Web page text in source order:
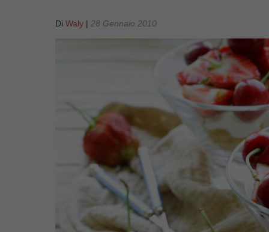
Di Waly | 28 Gennaio 2010